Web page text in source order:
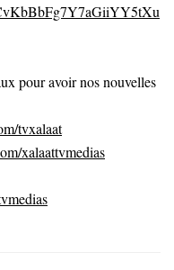
pour avoir nos nouvelles
tvxalaat
xalaattvmedias